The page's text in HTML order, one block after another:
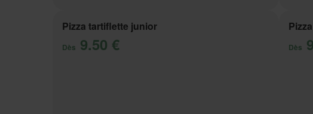
Pizza tartiflette junior
Dès 9.50 € Dès